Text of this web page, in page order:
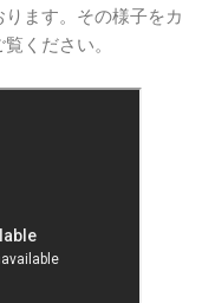
ます。その様子をカ
ください。